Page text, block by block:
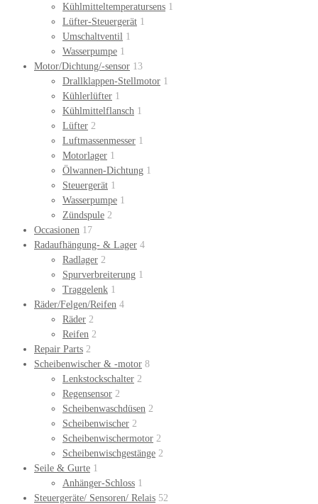
Kühlmitteltemperatursens 1
Lüfter-Steuergerät 1
Umschaltventil 1
Wasserpumpe 1
Motor/Dichtung/-sensor 13
Drallklappen-Stellmotor 1
Kühlerlüfter 1
Kühlmittelflansch 1
Lüfter 2
Luftmassenmesser 1
Motorlager 1
Ölwannen-Dichtung 1
Steuergerät 1
Wasserpumpe 1
Zündspule 2
Occasionen 17
Radaufhängung- & Lager 4
Radlager 2
Spurverbreiterung 1
Traggelenk 1
Räder/Felgen/Reifen 4
Räder 2
Reifen 2
Repair Parts 2
Scheibenwischer & -motor 8
Lenkstockschalter 2
Regensensor 2
Scheibenwaschdüsen 2
Scheibenwischer 2
Scheibenwischermotor 2
Scheibenwischgestänge 2
Seile & Gurte 1
Anhänger-Schloss 1
Steuergeräte/ Sensoren/ Relais 52